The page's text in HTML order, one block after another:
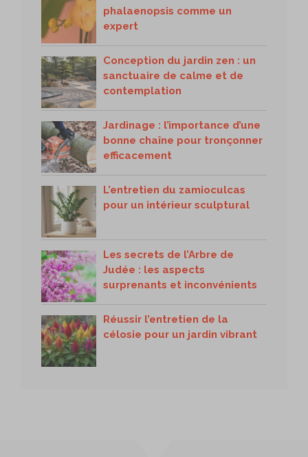
phalaenopsis comme un
expert
Conception du jardin zen : un
sanctuaire de calme et de
contemplation
Jardinage : l’importance d’une
bonne chaîne pour tronçonner
efficacement
L’entretien du zamioculcas
pour un intérieur sculptural
Les secrets de l’Arbre de
Judée : les aspects
surprenants et inconvénients
Réussir l’entretien de la
célosie pour un jardin vibrant